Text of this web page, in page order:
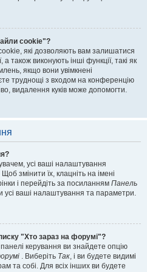
cookie"?
які дозволяють вам залишатися
також виконують інші функції, такі як
якщо вони увімкнені
труднощі з входом на конференцію
видалення куків може допомогти.
усі ваші налаштування
змінити їх, клацніть на імені
і перейдіть за посиланням Панель
усі ваші налаштування та параметри.
"Хто зараз на форумі"?
керування ви знайдете опцію
. Виберіть Так, і ви будете видимі
та собі. Для всіх інших ви будете